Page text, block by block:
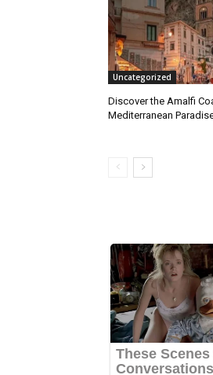
Uncategorized
Discover the Amalfi
Mediterranean